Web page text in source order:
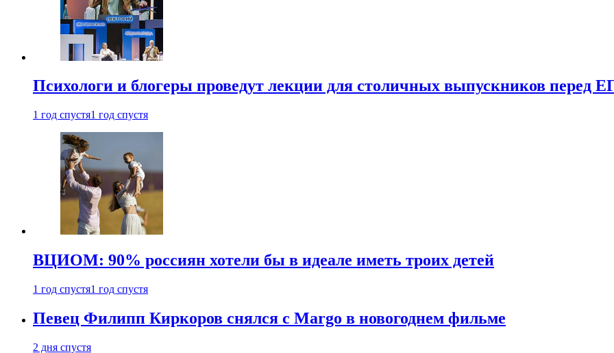
Психологи и блогеры проведут лекции для столичных выпускников перед
1 год спустя1 год спустя
ВЦИОМ: 90% россиян хотели бы в идеале иметь троих детей
1 год спустя1 год спустя
Певец Филипп Киркоров снялся с Margo в новогоднем фильме
2 дня спустя